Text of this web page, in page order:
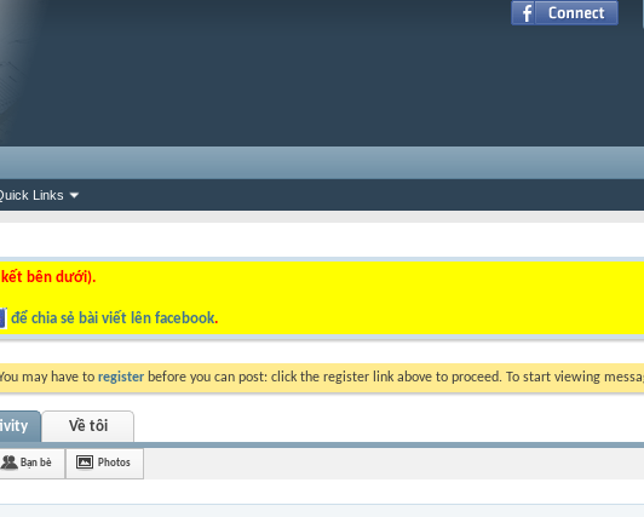
Links
kết bên dưới).
để chia sẻ bài viết lên facebook.
may have to register before you can post: click the register link above to proceed. To start viewing
Về tôi
Bạn bè Photos